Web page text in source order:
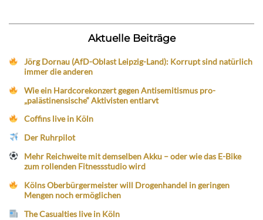
Aktuelle Beiträge
Jörg Dornau (AfD-Oblast Leipzig-Land): Korrupt sind natürlich
immer die anderen
Wie ein Hardcorekonzert gegen Antisemitismus pro-
„palästinensische“ Aktivisten entlarvt
Coffins live in Köln
Der Ruhrpilot
Mehr Reichweite mit demselben Akku – oder wie das E-Bike
zum rollenden Fitnessstudio wird
Kölns Oberbürgermeister will Drogenhandel in geringen
Mengen noch ermöglichen
The Casualties live in Köln